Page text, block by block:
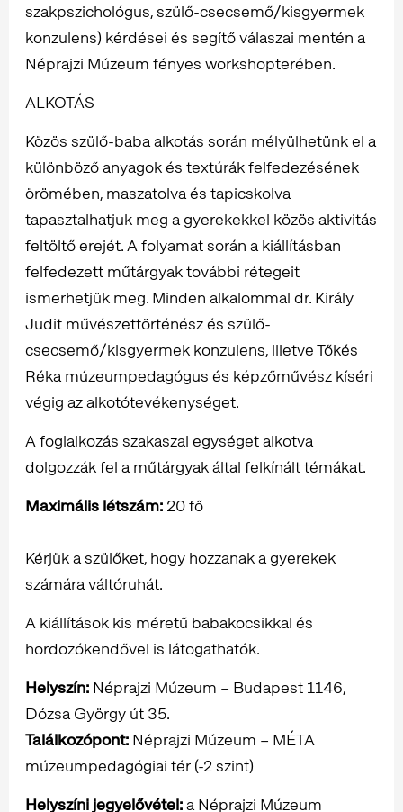
szakpszichológus, szülő-csecsemő/kisgyermek
konzulens) kérdései és segítő válaszai mentén a
Néprajzi Múzeum fényes workshopterében.
ALKOTÁS
Közös szülő-baba alkotás során mélyülhetünk el a
különböző anyagok és textúrák felfedezésének
örömében, maszatolva és tapicskolva
tapasztalhatjuk meg a gyerekekkel közös aktivitás
feltöltő erejét. A folyamat során a kiállításban
felfedezett műtárgyak további rétegeit
ismerhetjük meg. Minden alkalommal dr. Király
Judit művészettörténész és szülő-
csecsemő/kisgyermek konzulens, illetve Tőkés
Réka múzeumpedagógus és képzőművész kíséri
végig az alkotótevékenységet.
A foglalkozás szakaszai egységet alkotva
dolgozzák fel a műtárgyak által felkínált témákat.
Maximális létszám: 20 fő
Kérjük a szülőket, hogy hozzanak a gyerekek
számára váltóruhát.
A kiállítások kis méretű babakocsikkal és
hordozókendővel is látogathatók.
Helyszín: Néprajzi Múzeum – Budapest 1146,
Dózsa György út 35.
Találkozópont: Néprajzi Múzeum – MÉTA
múzeumpedagógiai tér (-2 szint)
Helyszíni jegyelővétel:a Néprajzi Múzeum